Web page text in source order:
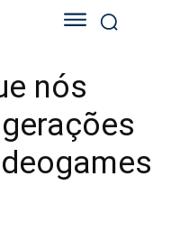
nós